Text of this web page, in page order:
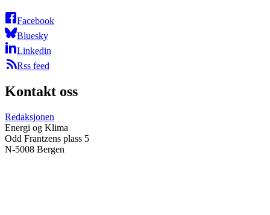
Facebook
Bluesky
Linkedin
Rss feed
Kontakt oss
Redaksjonen
Energi og Klima
Odd Frantzens plass 5
N-5008 Bergen